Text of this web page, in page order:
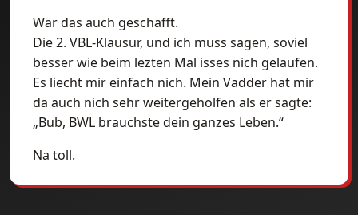
Wär das auch geschafft.
Die 2. VBL-Klausur, und ich muss sagen, soviel
besser wie beim lezten Mal isses nich gelaufen.
Es liecht mir einfach nich. Mein Vadder hat mir
da auch nich sehr weitergeholfen als er sagte:
„Bub, BWL brauchste dein ganzes Leben.“
Na toll.